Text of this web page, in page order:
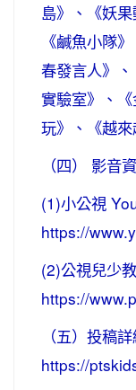
島》、《妖
《鹹魚小隊
春發言人》
實驗室》、
玩》、《越
（四） 影音
(1)小公視
https://
(2)公視兒少
https://
（五）投稿
https://